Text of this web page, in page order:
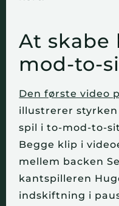
At skabe
mod-to-
Den første video
illustrerer
spil i to-mod-to-
Begge klip i
mellem backen
kantspilleren
indskiftning i